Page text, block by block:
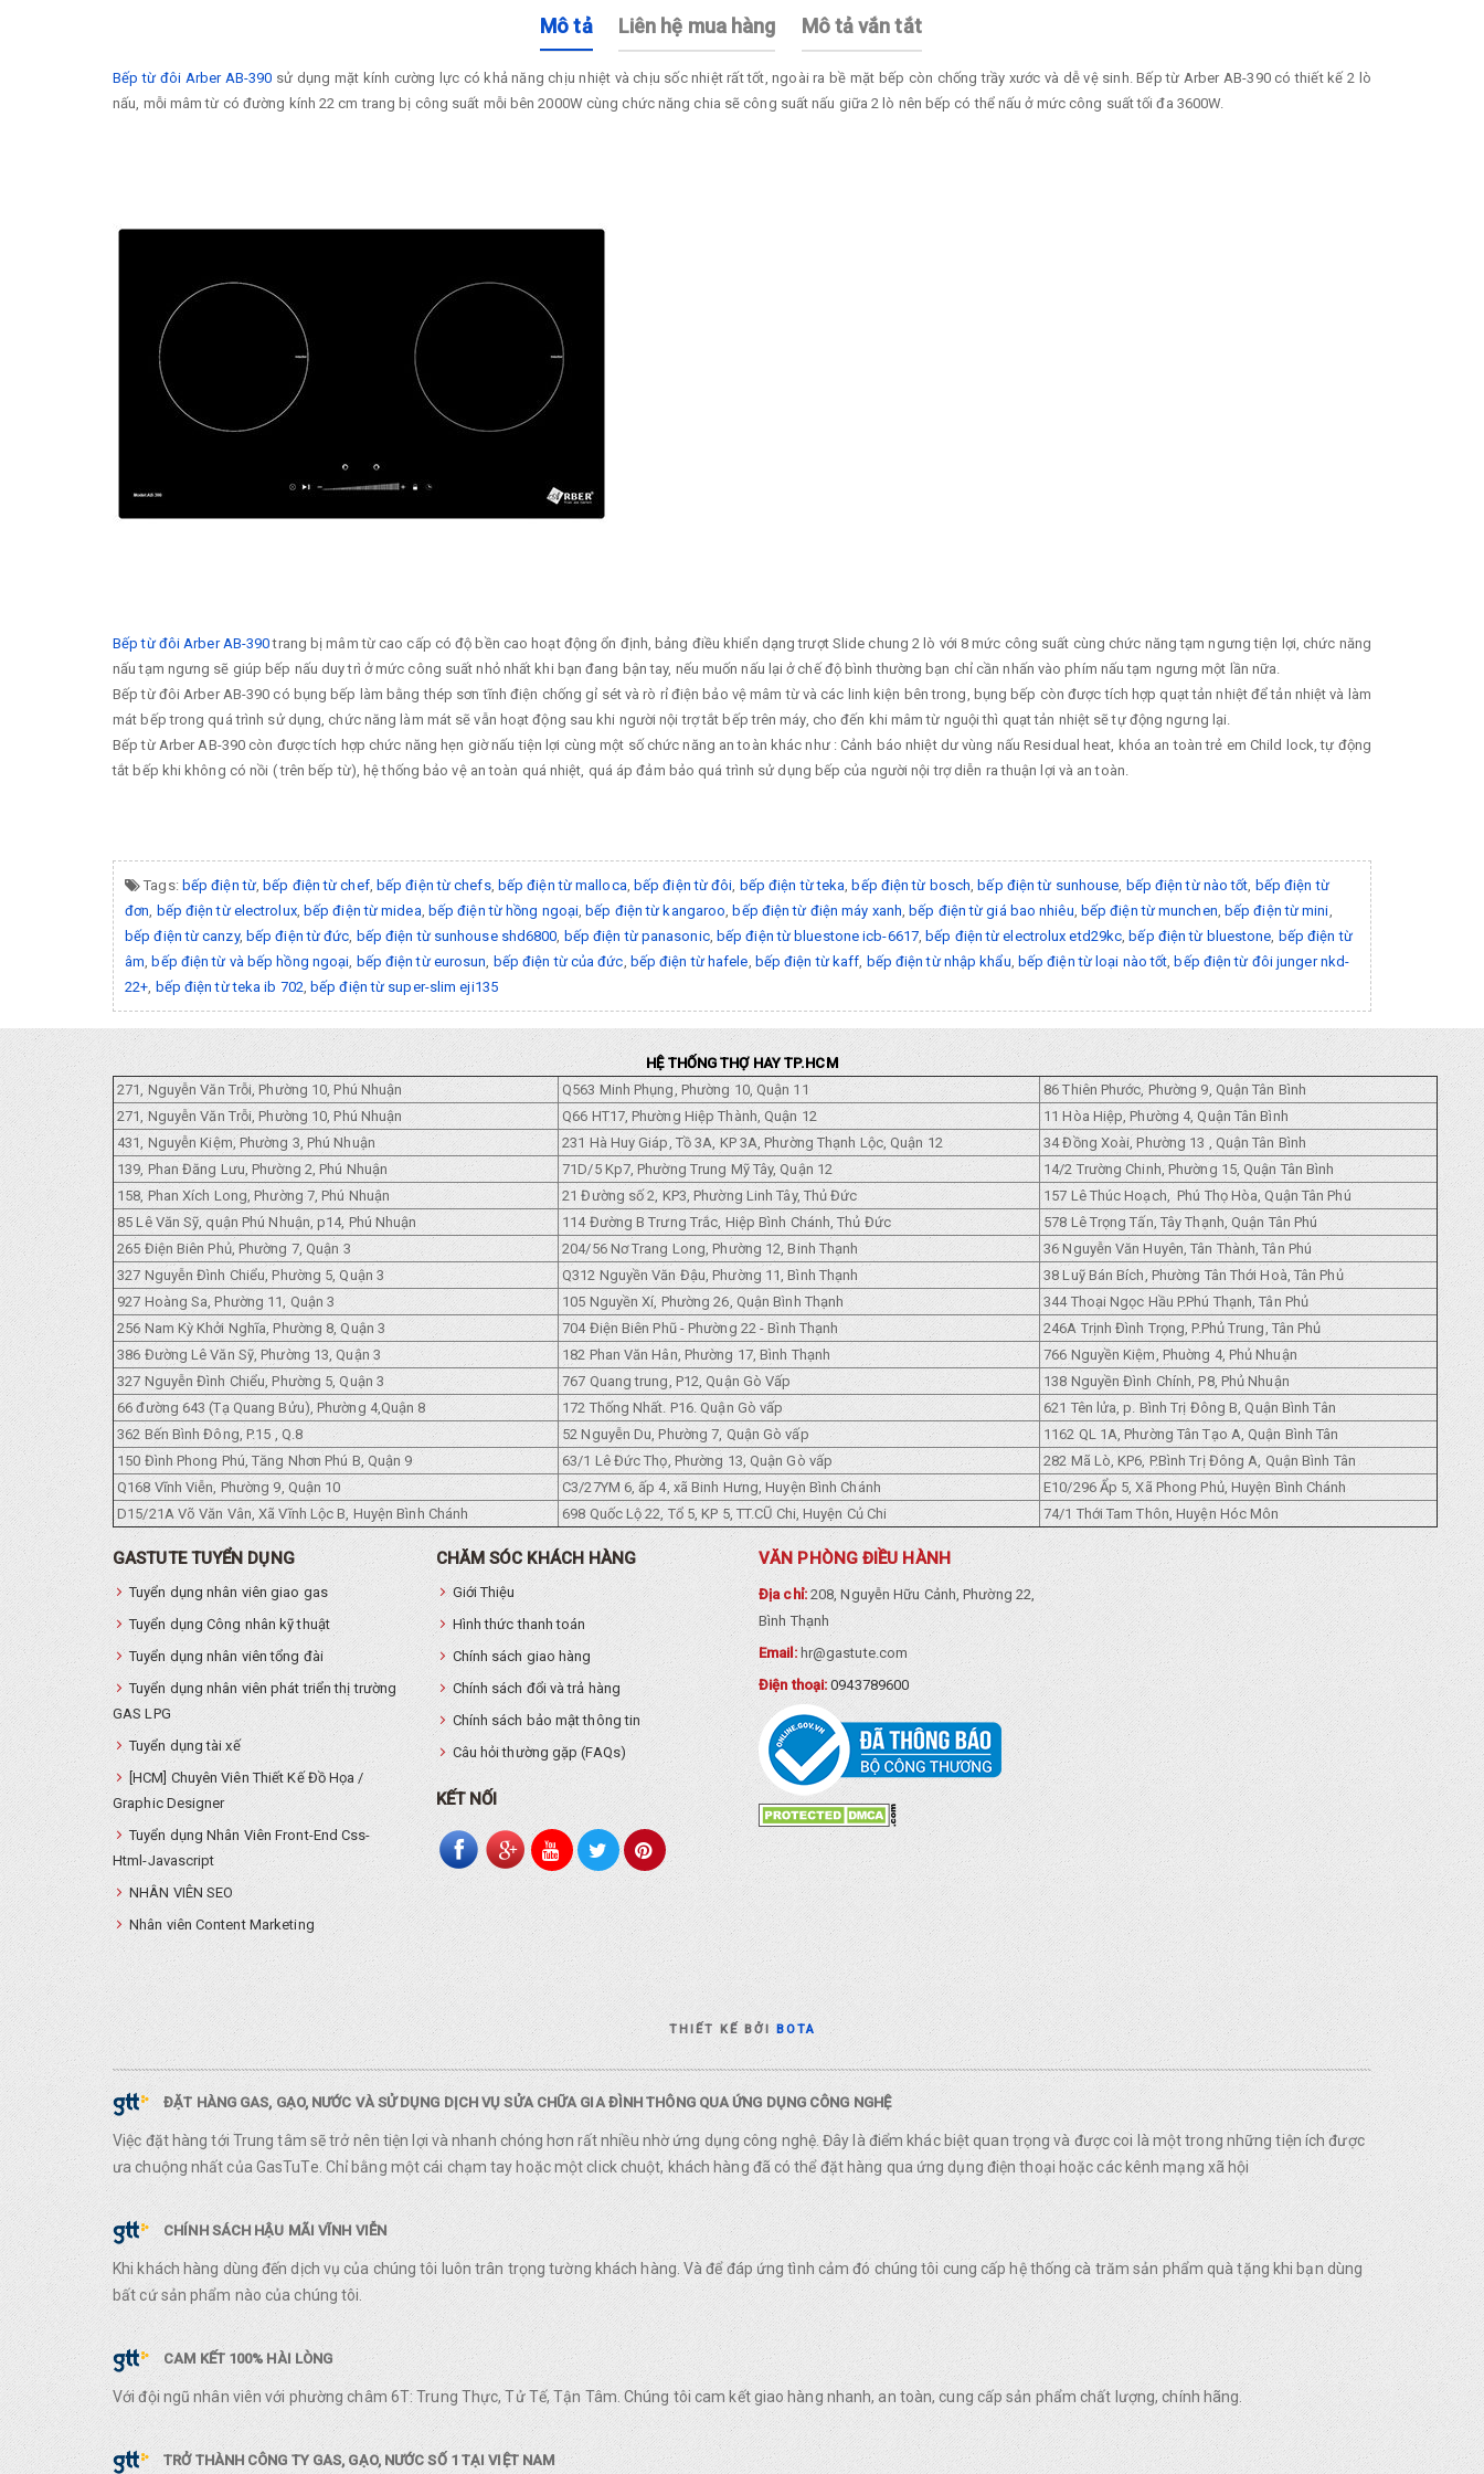
Mô tả Liên hệ mua hàng Mô tả vắn tắt
Bếp từ đôi Arber AB-390 sử dụng mặt kính cường lực có khả năng chịu nhiệt và chịu sốc nhiệt rất tốt, ngoài ra bề mặt bếp còn chống trầy xước và dễ vệ sinh. Bếp từ Arber AB-390 có thiết kế 2 lò
nấu, mỗi mâm từ có đường kính 22 cm trang bị công suất mỗi bên 2000W cùng chức năng chia sẽ công suất nấu giữa 2 lò nên bếp có thể nấu ở mức công suất tối đa 3600W.
Bếp từ đôi Arber AB-390trang bị mâm từ cao cấp có độ bền cao hoạt động ổn định, bảng điều khiển dạng trượt Slide chung 2 lò với 8 mức công suất cùng chức năng tạm ngưng tiện lợi, chức năng
nấu tạm ngưng sẽ giúp bếp nấu duy trì ở mức công suất nhỏ nhất khi bạn đang bận tay, nếu muốn nấu lại ở chế độ bình thường bạn chỉ cần nhấn vào phím nấu tạm ngưng một lần nữa.
Bếp từ đôi Arber AB-390 có bụng bếp làm bằng thép sơn tĩnh điện chống gỉ sét và rò rỉ điện bảo vệ mâm từ và các linh kiện bên trong, bụng bếp còn được tích hợp quạt tản nhiệt để tản nhiệt và làm
mát bếp trong quá trình sử dụng, chức năng làm mát sẽ vẫn hoạt động sau khi người nội trợ tắt bếp trên máy, cho đến khi mâm từ nguội thì quạt tản nhiệt sẽ tự động ngưng lại.
Bếp từ Arber AB-390 còn được tích hợp chức năng hẹn giờ nấu tiện lợi cùng một số chức năng an toàn khác như : Cảnh báo nhiệt dư vùng nấu Residual heat, khóa an toàn trẻ em Child lock, tự động
tắt bếp khi không có nồi ( trên bếp từ), hệ thống bảo vệ an toàn quá nhiệt, quá áp đảm bảo quá trình sử dụng bếp của người nội trợ diễn ra thuận lợi và an toàn.
Tags: bếp điện từ,bếp điện từ chef, bếp điện từ chefs, bếp điện từ malloca bếp điện từ đôi bếp điện từ teka ,bếp điện từ bosch ,bếp điện từ sunhouse bếp điện từ nào tốt bếp điện từ
đơn bếp điện từ electrolux, bếp điện từ midea bếp điện từ hồng ngoại ,bếp điện từ kangaroo ,bếp điện từ điện máy xanh ,bếp điện từ giá bao nhiêu bếp điện từ munchen bếp điện từ mini
bếp điện từ canzy, bếp điện từ đức bếp điện từ sunhouse shd6800 bếp điện từ panasonic, bếp điện từ bluestone icb-6617,bếp điện từ electrolux etd29kc ,bếp điện từ bluestone bếp điện từ
âm ,bếp điện từ và bếp hồng ngoại bếp điện từ eurosun bếp điện từ của đức bếp điện từ hafele bếp điện từ kaff bếp điện từ nhập khẩu bếp điện từ loại nào tốt ,bếp điện từ đôi junger nkd-
22+ bếp điện từ teka ib 702 ,bếp điện từ super-slim eji135
HỆ THỐNG THỢ HAY TP.HCM
271, Nguyễn Văn Trỗi, Phường 10, Phú Nhuận
Q563 Minh Phụng, Phường 10, Quận 11
86 Thiên Phước, Phường 9, Quận Tân Bình
271, Nguyễn Văn Trỗi, Phường 10, Phú Nhuận
Q66 HT17, Phường Hiệp Thành, Quận 12
11 Hòa Hiệp, Phường 4, Quận Tân Bình
431, Nguyễn Kiệm, Phường 3, Phú Nhuận
231 Hà Huy Giáp, Tồ 3A, KP 3A, Phường Thạnh Lộc, Quận 12
34 Đồng Xoài, Phường 13 , Quận Tân Bình
139, Phan Đăng Lưu, Phường 2, Phú Nhuận
71D/5 Kp7, Phường Trung Mỹ Tây, Quận 12
14/2 Trường Chinh, Phường 15, Quận Tân Bình
158, Phan Xích Long, Phường 7, Phú Nhuận
21 Đường số 2, KP3, Phường Linh Tây, Thủ Đức
157 Lê Thúc Hoạch, Phú Thọ Hòa, Quận Tân Phú
85 Lê Văn Sỹ, quận Phú Nhuận, p14, Phú Nhuận
114 Đường B Trưng Trắc, Hiệp Bình Chánh, Thủ Đức
578 Lê Trọng Tấn, Tây Thạnh, Quận Tân Phú
265 Điện Biên Phủ, Phường 7, Quận 3
204/56 Nơ Trang Long, Phường 12, Binh Thạnh
36 Nguyễn Văn Huyên, Tân Thành, Tân Phú
327 Nguyễn Đình Chiểu, Phường 5, Quận 3
Q312 Nguyền Văn Đậu, Phường 11, Bình Thạnh
38 Luỹ Bán Bích, Phường Tân Thới Hoà, Tân Phủ
927 Hoàng Sa, Phường 11, Quận 3
105 Nguyền Xí, Phường 26, Quận Bình Thạnh
344 Thoại Ngọc Hầu P.Phú Thạnh, Tân Phủ
256 Nam Kỳ Khởi Nghĩa, Phường 8, Quận 3
704 Điện Biên Phũ - Phường 22 - Bình Thạnh
246A Trịnh Đình Trọng, P.Phủ Trung, Tân Phủ
386 Đường Lê Văn Sỹ, Phường 13, Quận 3
182 Phan Văn Hân, Phường 17, Bình Thạnh
766 Nguyền Kiệm, Phuờng 4, Phủ Nhuận
327 Nguyễn Đình Chiểu, Phường 5, Quận 3
767 Quang trung, P12, Quận Gò Vấp
138 Nguyền Đình Chính, P8, Phủ Nhuận
66 đường 643 (Tạ Quang Bửu), Phường 4,Quận 8
172 Thống Nhất. P16. Quận Gò vấp
621 Tên lửa, p. Bình Trị Đông B, Quận Bình Tân
362 Bến Bình Đông, P.15 , Q.8
52 Nguyễn Du, Phường 7, Quận Gò vấp
1162 QL 1A, Phường Tân Tạo A, Quận Bình Tân
150 Đình Phong Phú, Tăng Nhơn Phú B, Quận 9
63/1 Lê Đức Thọ, Phường 13, Quận Gò vấp
282 Mã Lò, KP6, P.Bình Trị Đông A, Quận Bình Tân
Q168 Vĩnh Viễn, Phường 9, Quận 10
C3/27YM 6, ấp 4, xã Binh Hưng, Huyện Bình Chánh
E10/296 Ẩp 5, Xã Phong Phủ, Huyện Bình Chánh
D15/21A Võ Văn Vân, Xã Vĩnh Lộc B, Huyện Bình Chánh
698 Quốc Lộ 22, Tổ 5, KP 5, TT.CŨ Chi, Huyện Củ Chi 74/1 Thới Tam Thôn, Huyện Hóc Môn
GASTUTE TUYỂN DỤNG
Tuyển dụng nhân viên giao gas
Tuyển dụng Công nhân kỹ thuật
Tuyển dụng nhân viên tổng đài
Tuyển dụng nhân viên phát triển thị trường
GAS LPG
Tuyển dụng tài xế
[HCM] Chuyên Viên Thiết Kế Đồ Họa /
Graphic Designer
Tuyển dụng Nhân Viên Front-End Css-
Html-Javascript
NHÂN VIÊN SEO
Nhân viên Content Marketing
CHĂM SÓC KHÁCH HÀNG
Giới Thiệu
Hình thức thanh toán
Chính sách giao hàng
Chính sách đổi và trả hàng
Chính sách bảo mật thông tin
Câu hỏi thường gặp (FAQs)
KẾT NỐI
VĂN PHÒNG ĐIỀU HÀNH
Địa chỉ:208, Nguyễn Hữu Cảnh, Phường 22,
Bình Thạnh
Email: hr@gastute.com
Điện thoại:0943789600
THIẾT KẾ BỞIBOTA
ĐẶT HÀNG GAS, GẠO, NƯỚC VÀ SỬ DỤNG DỊCH VỤ SỬA CHỮA GIA ĐÌNH THÔNG QUA ỨNG DỤNG CÔNG NGHỆ
Việc đặt hàng tới Trung tâm sẽ trở nên tiện lợi và nhanh chóng hơn rất nhiều nhờ ứng dụng công nghệ. Đây là điểm khác biệt quan trọng và được coi là một trong những tiện ích được
ưa chuộng nhất của GasTuTe. Chỉ bằng một cái chạm tay hoặc một click chuột, khách hàng đã có thể đặt hàng qua ứng dụng điện thoại hoặc các kênh mạng xã hội
CHÍNH SÁCH HẬU MÃI VĨNH VIỄN
Khi khách hàng dùng đến dịch vụ của chúng tôi luôn trân trọng tường khách hàng. Và để đáp ứng tình cảm đó chúng tôi cung cấp hệ thống cà trăm sản phẩm quà tặng khi bạn dùng
bất cứ sản phẩm nào của chúng tôi.
CAM KẾT 100% HÀI LÒNG
Với đội ngũ nhân viên với phường châm 6T: Trung Thực, Tử Tế, Tận Tâm. Chúng tôi cam kết giao hàng nhanh, an toàn, cung cấp sản phẩm chất lượng, chính hãng.
TRỞ THÀNH CÔNG TY GAS, GẠO, NƯỚC SỐ 1 TẠI VIỆT NAM